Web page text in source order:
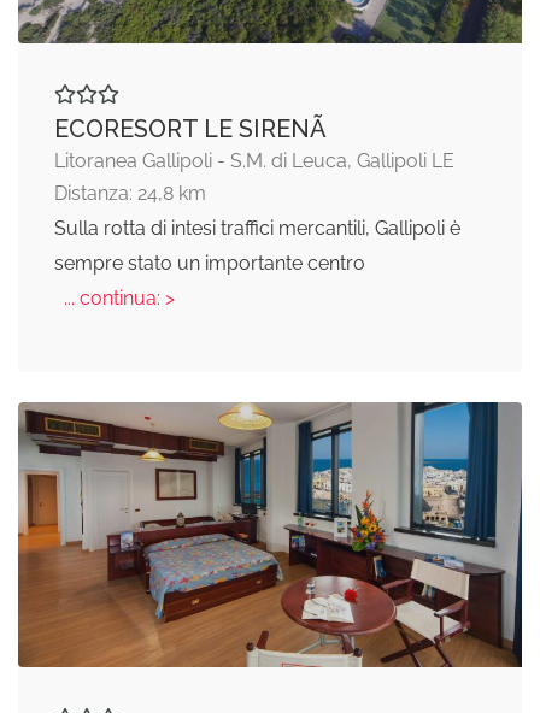
ECORESORT LE SIRENÃ
Litoranea Gallipoli - S.M. di Leuca, Gallipoli LE
Distanza: 24,8 km
Sulla rotta di intesi traffici mercantili, Gallipoli è
sempre stato un importante centro
... continua: >